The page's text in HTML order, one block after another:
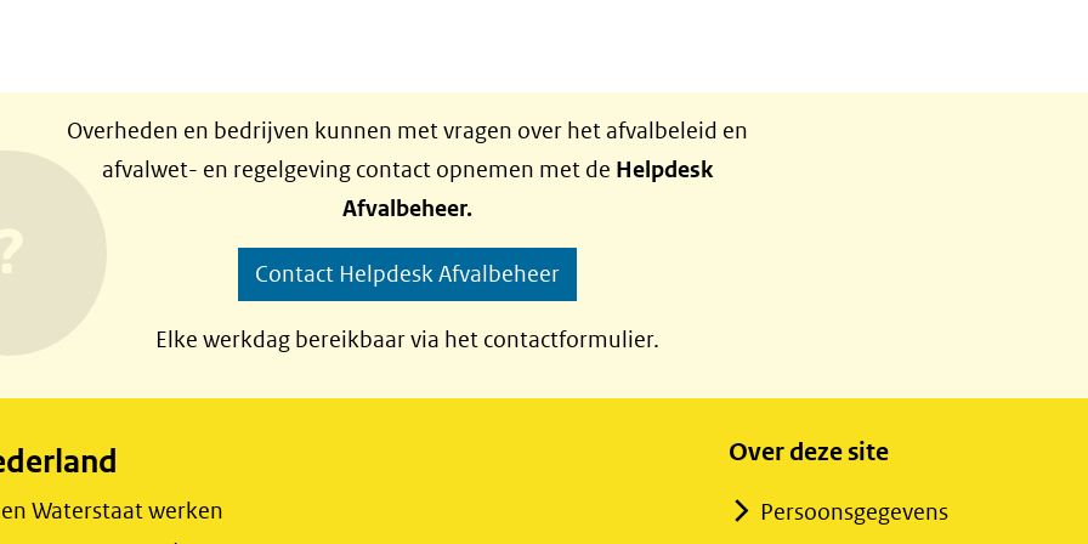
Overheden en bedrijven kunnen met vragen over het afvalbeleid en
afvalwet- en regelgeving contact opnemen met de Helpdesk
Afvalbeheer.
Contact Helpdesk Afvalbeheer
Elke werkdag bereikbaar via het contactformulier.
Waterstaat werken
Over deze site
Persoonsgegevens